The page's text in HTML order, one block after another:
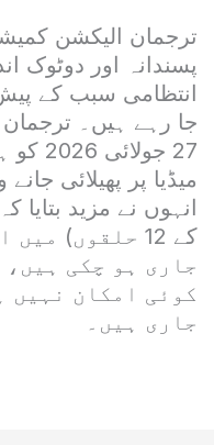
ترجمان الیکشن
پسندانہ اور دوٹوک
انتظامی سبب کے
جا رہے ہیں۔
27
میڈیا پر پھیلائی
کے 12 حلقوں)
جاری ہو چکی
کوئی امکان نہیں
جاری ہیں۔